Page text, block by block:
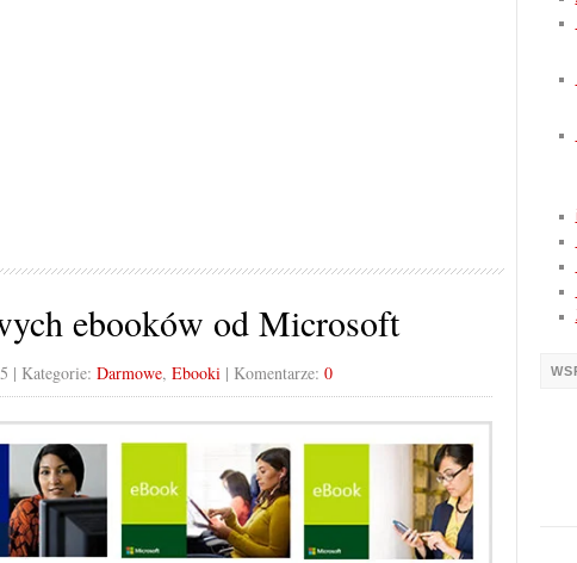
ebooków od Microsoft
| Kategorie: Darmowe, Ebooki| Komentarze: 0